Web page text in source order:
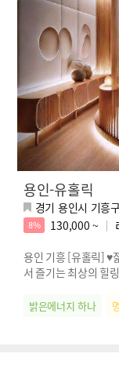
용인-유홀릭
경기 용인시 기흥
8% 130,000 ~
용인 기흥 [유홀릭] ♥
서 즐기는 최상의 힐
밝은에너지 하나